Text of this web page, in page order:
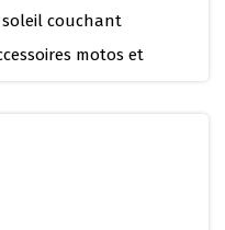
soleil couchant
motos et